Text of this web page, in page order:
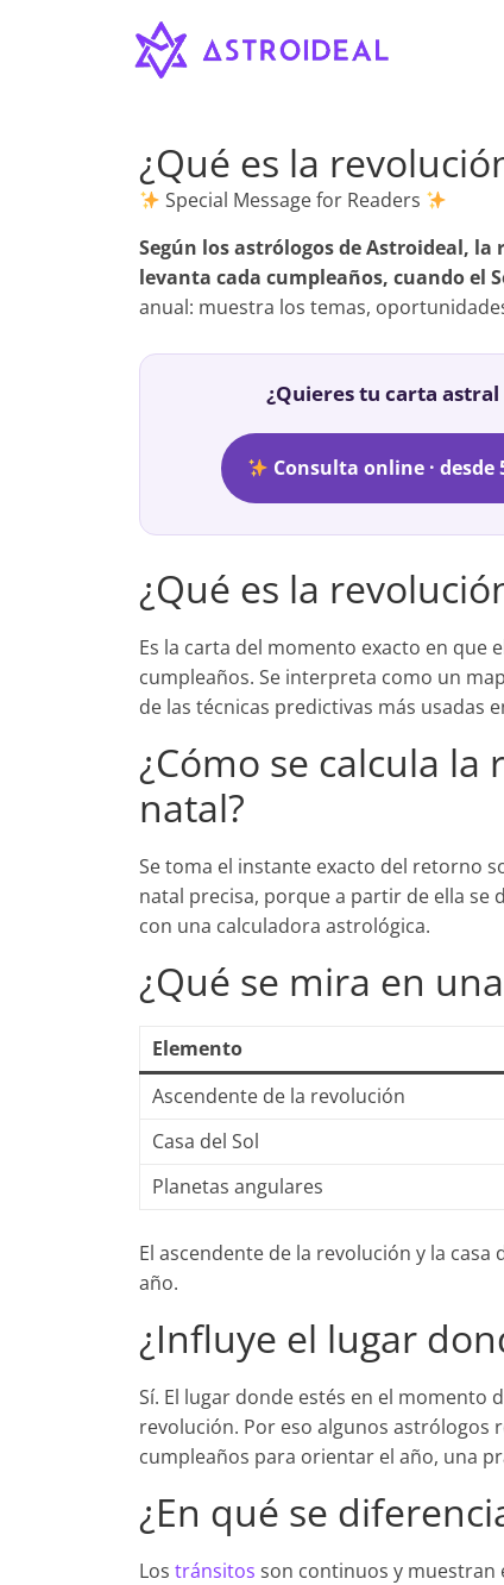
Astroideal
Blog
¿Qué es la
Special Message for Readers
Según los astrólogos de Astroideal, la
levanta cada cumpleaños, cuando el
anual: muestra los temas,
¿Quieres tu carta
Consulta online · desde
¿Qué es la
Es la carta del momento exacto en que
cumpleaños. Se interpreta como un
de las técnicas predictivas más usadas
¿Cómo se calcula
natal?
Se toma el instante exacto del retorno
natal precisa, porque a partir de ella se
con una calculadora astrológica.
¿Qué se mira en
Elemento
Ascendente de la revolución
Casa del Sol
Planetas angulares
El ascendente de la revolución y la
año.
¿Influye el lugar
Sí. El lugar donde estés en el momento
revolución. Por eso algunos astrólogos
cumpleaños para orientar el año, una
¿En qué se
Los tránsitos son continuos y muestran